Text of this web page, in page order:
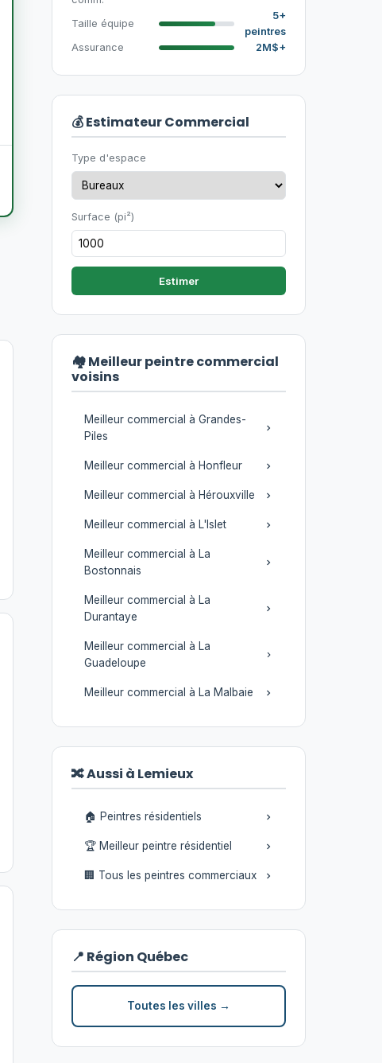
Taille équipe
5+
peintres
Assurance
2M$+
💰 Estimateur Commercial
Type d'espace
Surface (pi²)
Estimer
🏘️ Meilleur peintre commercial
voisins
Meilleur commercial à Grandes-
Piles
Meilleur commercial à Honfleur
Meilleur commercial à Hérouxville
Meilleur commercial à L'Islet
Meilleur commercial à La
Bostonnais
Meilleur commercial à La
Durantaye
Meilleur commercial à La
Guadeloupe
Meilleur commercial à La Malbaie
🔀 Aussi à Lemieux
🏠 Peintres résidentiels
🏆 Meilleur peintre résidentiel
🏢 Tous les peintres commerciaux
📍 Région Québec
Toutes les villes →